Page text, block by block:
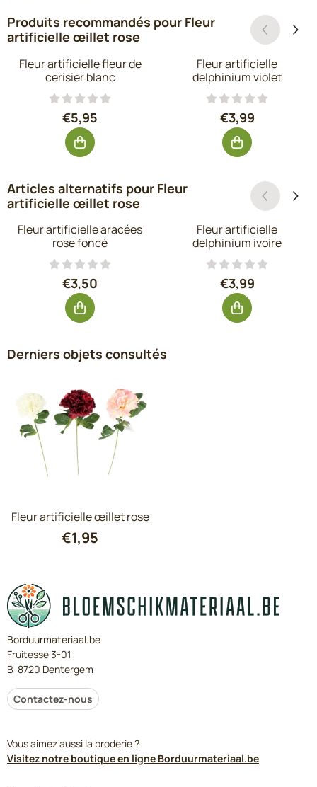
Produits recommandés pour Fleur
artificielle œillet rose
Fleur artificielle fleur de
cerisier blanc
Prix: 5,95, hors TVA : 4,92
€5,95
Fleur artificielle
delphinium violet
Prix: 3,99, hors
€3,99
Articles alternatifs pour Fleur
artificielle œillet rose
Fleur artificielle aracées
rose foncé
Prix: 3,50, hors TVA : 2,89
€3,50
Fleur artificielle
delphinium ivoire
Prix: 3,99, hors
€3,99
Derniers objets consultés
Fleur artificielle œillet rose
€1,95
Borduurmateriaal.be
Fruitesse 3-01
B-8720 Dentergem
Contactez-nous
Vous aimez aussi la broderie ?
Visitez notre boutique en ligne Borduurmateriaal.be